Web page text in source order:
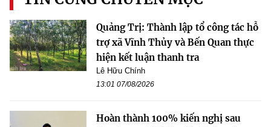
Quảng Trị: Thành lập tổ công tác hỗ
trợ xã Vĩnh Thủy và Bến Quan thực
hiện kết luận thanh tra
Lê Hữu Chính
13:01 07/08/2026
Hoàn thành 100% kiến nghị sau